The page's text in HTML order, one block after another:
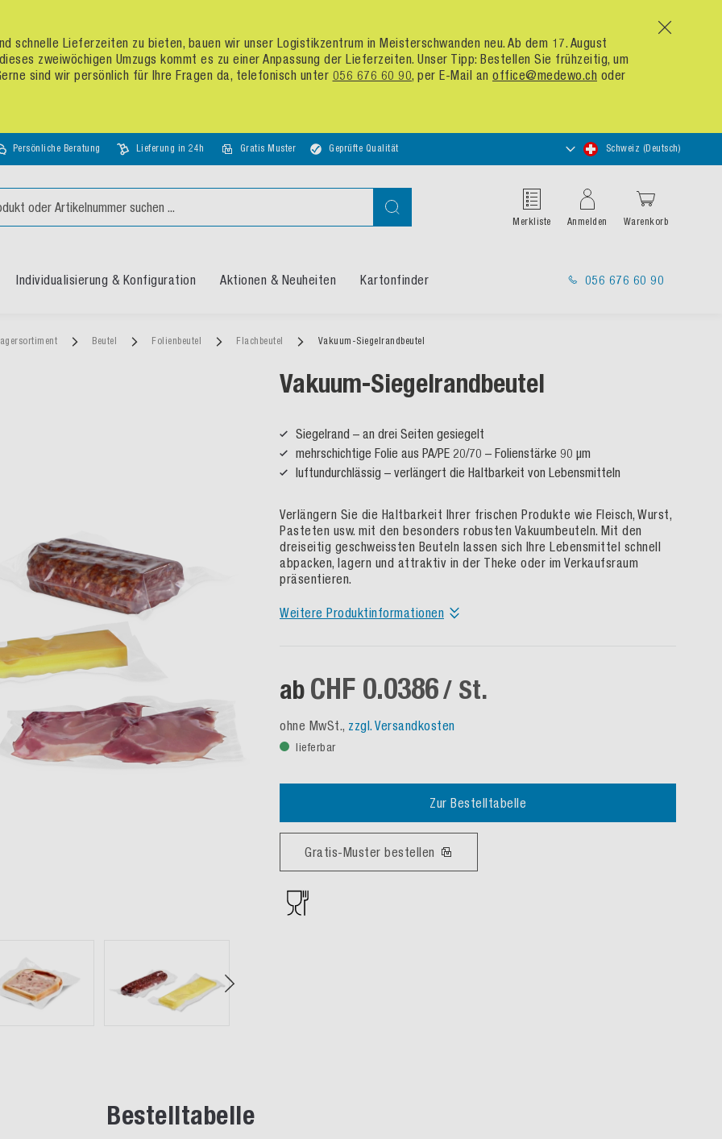
x
schnelle Lieferzeiten zu bieten, bauen wir unser Logistikzentrum in Meisterschwanden neu. Ab dem 17. August
zweiwöchigen Umzugs kommt es zu einer Anpassung der Lieferzeiten. Unser Tipp: Bestellen Sie frühzeitig, um
sind wir persönlich für Ihre Fragen da, telefonisch unter 056 676 60 90, per E-Mail an office@medewo.ch oder
Persönliche Beratung Lieferung in 24h Gratis Muster Geprüfte Qualität
Store
auswählen
Schweiz (Deutsch)
Suche
Merkliste Anmelden Warenkorb
Individualisierung & Konfiguration Aktionen & Neuheiten Kartonfinder 056 676 60 90
Beutel Folienbeutel Flachbeutel Vakuum-Siegelrandbeutel
Vakuum-Siegelrandbeutel
Siegelrand – an drei Seiten gesiegelt
mehrschichtige Folie aus PA/PE 20/70 – Folienstärke 90 µm
luftundurchlässig – verlängert die Haltbarkeit von Lebensmitteln
Verlängern Sie die Haltbarkeit Ihrer frischen Produkte wie Fleisch, Wurst,
Pasteten usw. mit den besonders robusten Vakuumbeuteln. Mit den
dreiseitig geschweissten Beuteln lassen sich Ihre Lebensmittel schnell
abpacken, lagern und attraktiv in der Theke oder im Verkaufsraum
präsentieren.
Weitere Produktinformationen
ab CHF 0.0386/ St.
ohne MwSt., zzgl. Versandkosten
lieferbar
Zur Bestelltabelle
Gratis-Muster bestellen
Bestelltabelle